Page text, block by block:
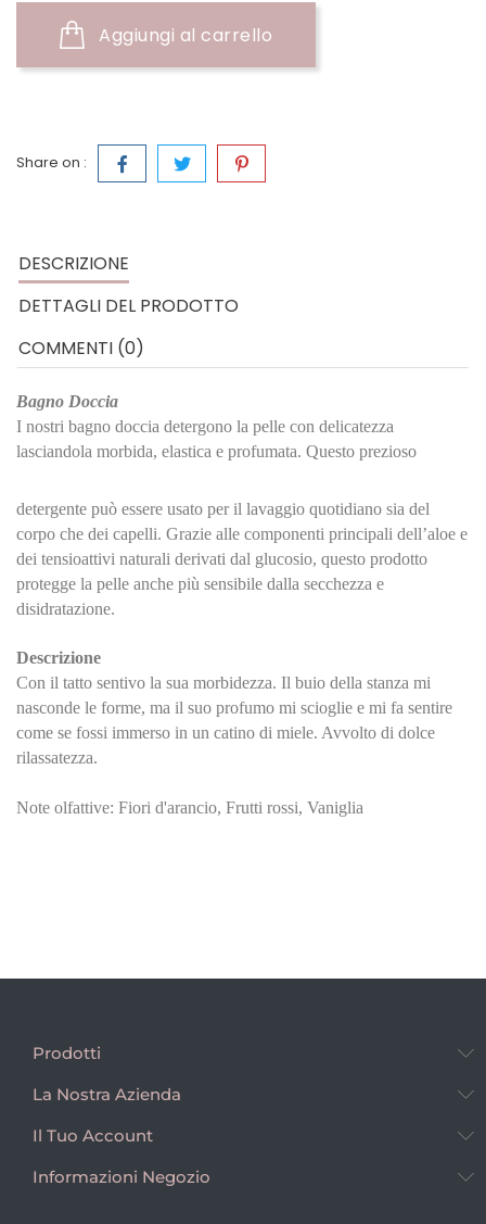
Aggiungi al carrello
Share on :
DESCRIZIONE
DETTAGLI DEL PRODOTTO
COMMENTI (0)
Bagno Doccia
I nostri bagno doccia detergono la pelle con delicatezza
lasciandola morbida, elastica e profumata. Questo prezioso
detergente può essere usato per il lavaggio quotidiano sia del
corpo che dei capelli. Grazie alle componenti principali dell’aloe e
dei tensioattivi naturali derivati dal glucosio, questo prodotto
protegge la pelle anche più sensibile dalla secchezza e
disidratazione.
Descrizione
Con il tatto sentivo la sua morbidezza. Il buio della stanza mi
nasconde le forme, ma il suo profumo mi scioglie e mi fa sentire
come se fossi immerso in un catino di miele. Avvolto di dolce
rilassatezza.
Note olfattive: Fiori d'arancio, Frutti rossi, Vaniglia
Prodotti
La Nostra Azienda
Il Tuo Account
Informazioni Negozio